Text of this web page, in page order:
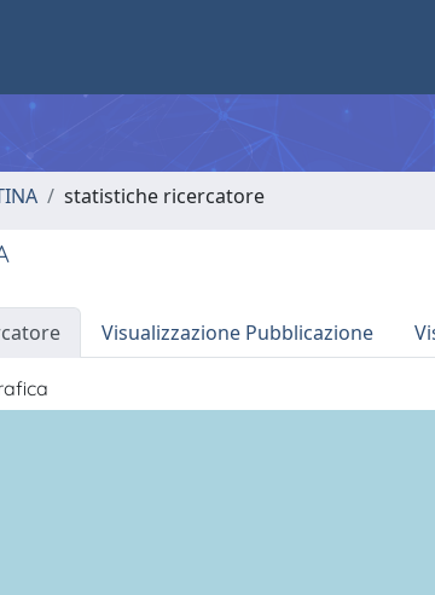
statistiche ricercatore
Visualizzazione Pubblicazione